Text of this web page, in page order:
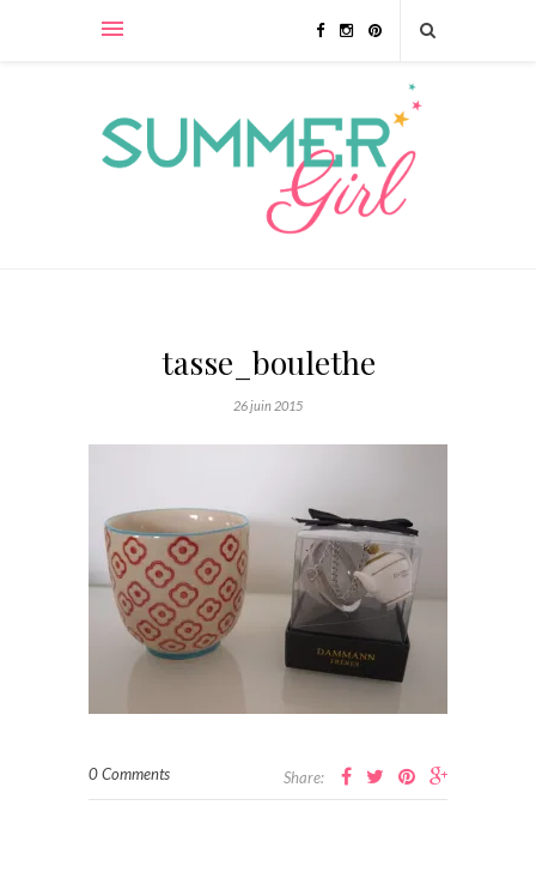
tasse_boulethe
26 juin 2015
0 Comments Share: